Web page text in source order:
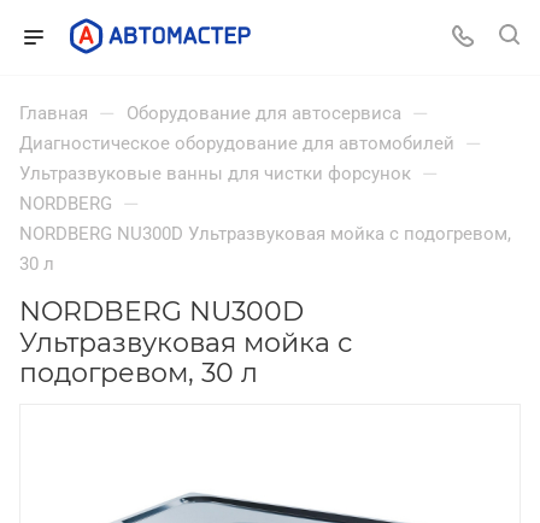
Главная — Оборудование для автосервиса —
Диагностическое оборудование для автомобилей —
Ультразвуковые ванны для чистки форсунок —
NORDBERG —
NORDBERG NU300D Ультразвуковая мойка с подогревом,
30 л
NORDBERG NU300D
Ультразвуковая мойка с
подогревом, 30 л